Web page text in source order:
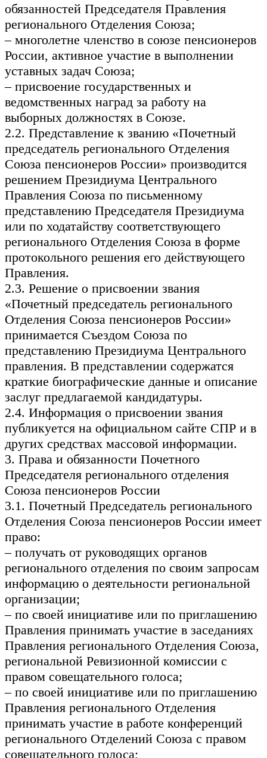
обязанностей Председателя Правления
регионального Отделения Союза;
– многолетне членство в союзе пенсионеров
России, активное участие в выполнении
уставных задач Союза;
– присвоение государственных и
ведомственных наград за работу на
выборных должностях в Союзе.
2.2. Представление к званию «Почетный
председатель регионального Отделения
Союза пенсионеров России» производится
решением Президиума Центрального
Правления Союза по письменному
представлению Председателя Президиума
или по ходатайству соответствующего
регионального Отделения Союза в форме
протокольного решения его действующего
Правления.
2.3. Решение о присвоении звания
«Почетный председатель регионального
Отделения Союза пенсионеров России»
принимается Съездом Союза по
представлению Президиума Центрального
правления. В представлении содержатся
краткие биографические данные и описание
заслуг предлагаемой кандидатуры.
2.4. Информация о присвоении звания
публикуется на официальном сайте СПР и в
других средствах массовой информации.
3. Права и обязанности Почетного
Председателя регионального отделения
Союза пенсионеров России
3.1. Почетный Председатель регионального
Отделения Союза пенсионеров России имеет
право:
– получать от руководящих органов
регионального отделения по своим запросам
информацию о деятельности региональной
организации;
– по своей инициативе или по приглашению
Правления принимать участие в заседаниях
Правления регионального Отделения Союза,
региональной Ревизионной комиссии с
правом совещательного голоса;
– по своей инициативе или по приглашению
Правления регионального Отделения
принимать участие в работе конференций
регионального Отделений Союза с правом
совещательного голоса;